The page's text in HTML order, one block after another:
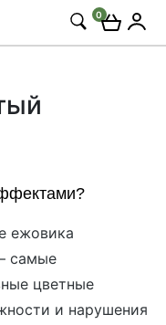
0
ежовика
самые
цветные
и нарушения